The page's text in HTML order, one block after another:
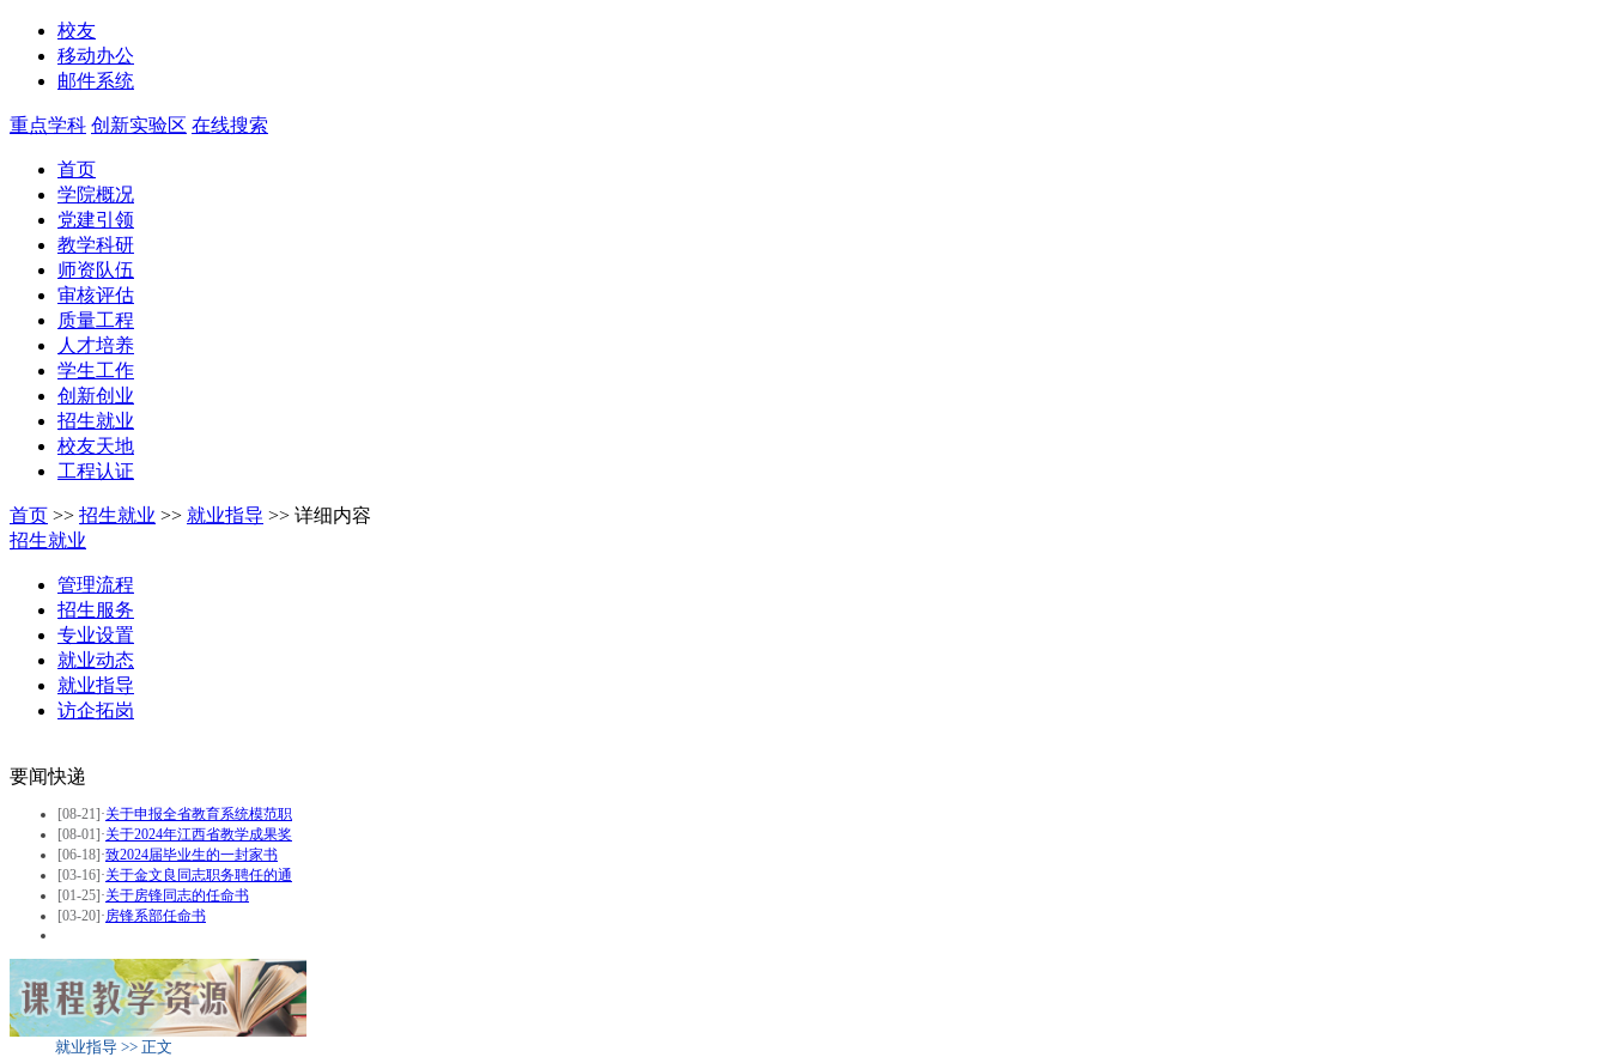
校友
移动办公
邮件系统
重点学科 创新实验区 在线搜索
首页
学院概况
党建引领
教学科研
师资队伍
审核评估
质量工程
人才培养
学生工作
创新创业
招生就业
校友天地
工程认证
首页 >> 招生就业 >> 就业指导 >> 详细内容
招生就业
管理流程
招生服务
专业设置
就业动态
就业指导
访企拓岗
要闻快递
[08-21] ·关于申报全省教育系统模范职
[08-01] ·关于2024年江西省教学成果奖
[06-18] ·致2024届毕业生的一封家书
[03-16] ·关于金文良同志职务聘任的通
[01-25] ·关于房锋同志的任命书
[03-20] ·房锋系部任命书
就业指导 >> 正文